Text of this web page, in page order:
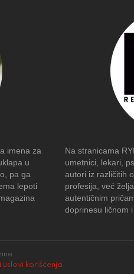
imena za
u
pa ga
lepoti
Na stranicama
umetnici, lekari,
autori iz različitih
profesija, već
autentičnim
doprinesu ličnom
uslovi korišćenja .